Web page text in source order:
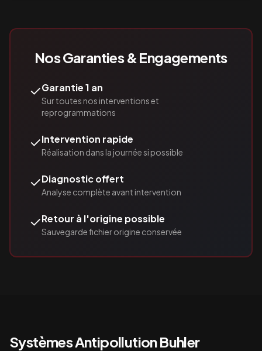
Nos Garanties & Engagements
✓Garantie 1 an
Sur toutes nos interventions et
reprogrammations
✓Intervention rapide
Réalisation dans la journée si possible
✓Diagnostic offert
Analyse complète avant intervention
✓Retour à l'origine possible
Sauvegarde fichier origine conservée
Systèmes AntipollutionBuhler